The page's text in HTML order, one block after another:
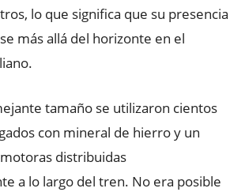
lo que significa que su presencia
más allá del horizonte en el
tamaño se utilizaron cientos
con mineral de hierro y un
distribuidas
a lo largo del tren. No era posible